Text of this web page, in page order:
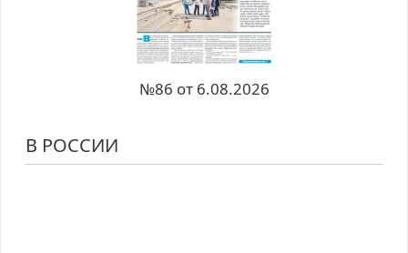
№86 от 6.08.2026
В РОССИИ